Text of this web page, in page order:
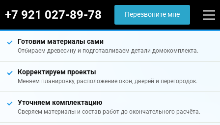
+7 921 027-89-78 Перезвоните мне
Готовим материалы сами
Отбираем древесину и подготавливаем детали домокомплекта.
Корректируем проекты
Меняем планировку, расположение окон, дверей и перегородок.
Уточняем комплектацию
Сверяем материалы и состав работ до окончательного расчёта.